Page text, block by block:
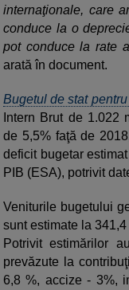
internaţionale, care
conduce la o
pot conduce la rate
arată în document.
Bugetul de stat
Intern Brut de 1.022
de 5,5% faţă de
deficit bugetar
PIB (ESA), potrivit
Veniturile bugetului
sunt estimate la
Potrivit estimărilor
prevăzute la
6,8 %, accize - 3%,